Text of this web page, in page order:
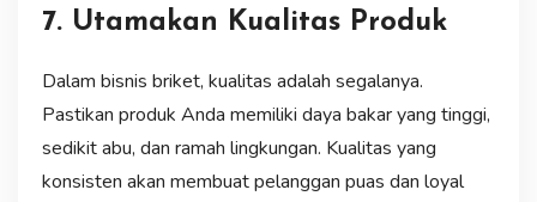
7. Utamakan Kualitas Produk
Dalam bisnis briket, kualitas adalah segalanya.
Pastikan produk Anda memiliki daya bakar yang tinggi,
sedikit abu, dan ramah lingkungan. Kualitas yang
konsisten akan membuat pelanggan puas dan loyal